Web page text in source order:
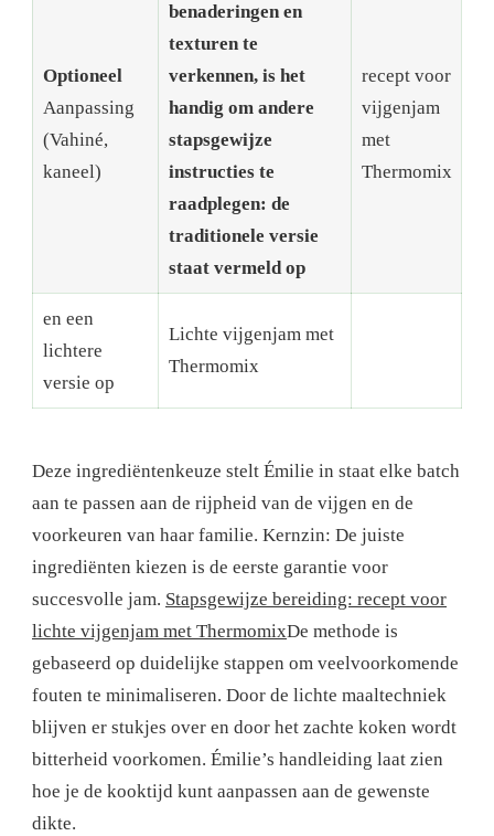
Optioneel
Aanpassing
(Vahiné,
kaneel)
benaderingen en
texturen te
verkennen, is het
handig om andere
stapsgewijze
instructies te
raadplegen: de
traditionele versie
staat vermeld op
recept voor
vijgenjam
met
Thermomix
en een
lichtere
versie op
Lichte vijgenjam met
Thermomix
Deze ingrediëntenkeuze stelt Émilie in staat elke batch
aan te passen aan de rijpheid van de vijgen en de
voorkeuren van haar familie. Kernzin: De juiste
ingrediënten kiezen is de eerste garantie voor
succesvolle jam. Stapsgewijze bereiding: recept voor
lichte vijgenjam met ThermomixDe methode is
gebaseerd op duidelijke stappen om veelvoorkomende
fouten te minimaliseren. Door de lichte maaltechniek
blijven er stukjes over en door het zachte koken wordt
bitterheid voorkomen. Émilie’s handleiding laat zien
hoe je de kooktijd kunt aanpassen aan de gewenste
dikte.